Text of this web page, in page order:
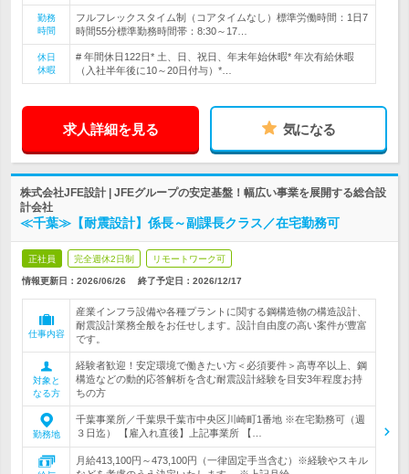
勤務
時間
フルフレックスタイム制（コアタイムなし）標準労働時間：1日7
時間55分標準勤務時間帯：8:30～17…
休日
休暇
# 年間休日122日* 土、日、祝日、年末年始休暇* 年次有給休暇
（入社半年後に10～20日付与）*…
求人詳細を見る 気になる
株式会社JFE設計 | JFEグループの安定基盤！幅広い事業を展開する総合設
計会社
≪千葉≫【耐震設計】係長～副課長クラス／在宅勤務可
正社員 完全週休2日制 リモートワーク可
情報更新日：2026/06/26 終了予定日： 2026/12/17
仕事内容
産業インフラ設備や各種プラントに関する鋼構造物の構造設計、
耐震設計業務全般をお任せします。設計自由度の高い案件が豊富
です。
対象と
なる方
経験者歓迎！安定環境で働きたい方＜必須要件＞高専卒以上、鋼
構造などの動的応答解析を含む耐震設計経験を目安3年程度お持
ちの方
勤務地
千葉事業所／千葉県千葉市中央区川崎町1番地 ※在宅勤務可（週
３日迄） 【雇入れ直後】上記事業所 【…
月給413,100円～473,100円（一律固定手当含む）※経験やスキル